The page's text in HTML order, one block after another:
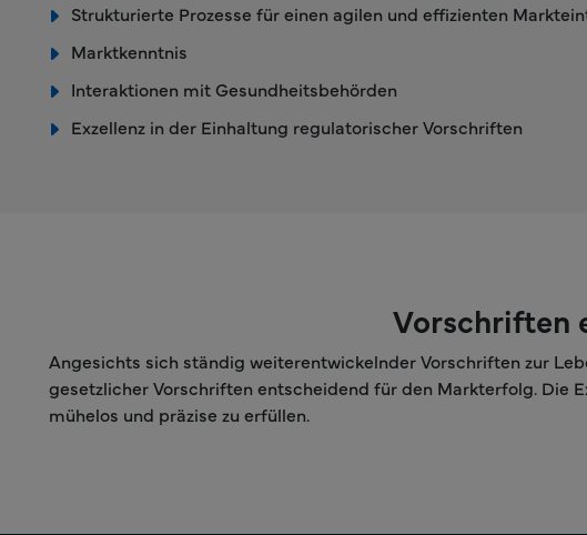
Strukturierte Prozesse für einen agilen und effizienten
Marktkenntnis
Interaktionen mit Gesundheitsbehörden
Exzellenz in der Einhaltung regulatorischer Vorschriften
Vorschriften
Angesichts sich ständig weiterentwickelnder Vorschriften zur
gesetzlicher Vorschriften entscheidend für den Markterfolg. Die
mühelos und präzise zu erfüllen.